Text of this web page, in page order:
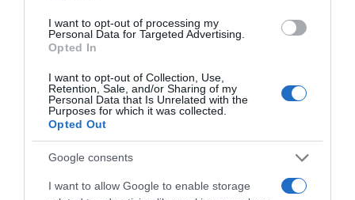
I want to opt-out of processing my
Personal Data for Targeted Advertising.
Opted In
I want to opt-out of Collection, Use,
Retention, Sale, and/or Sharing of my
Personal Data that Is Unrelated with the
Purposes for which it was collected.
Opted Out
Google consents
I want to allow Google to enable storage
ΔΙΑΒΆΣΤΕ ΣΤΟ «Π»